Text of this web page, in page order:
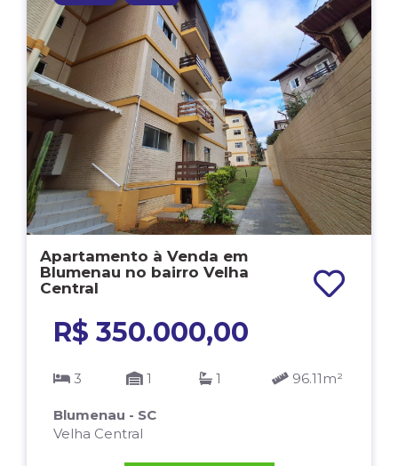
Apartamento à Venda em
Blumenau no bairro Velha
Central
R$ 350.000,00
3 1 1 96.11m²
Blumenau - SC
Velha Central